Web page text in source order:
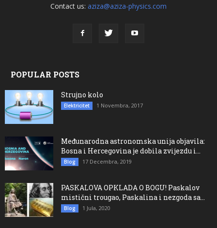
Contact us: aziza@aziza-physics.com
POPULAR POSTS
Strujno kolo
Elektricitet 1 Novembra, 2017
Međunarodna astronomska unija objavila:
Bosna i Hercegovina je dobila zvijezdu i...
Blog 17 Decembra, 2019
PASKALOVA OPKLADA O BOGU! Paskalov
mistični trougao, Paskalina i nezgoda sa...
Blog 1 Jula, 2020